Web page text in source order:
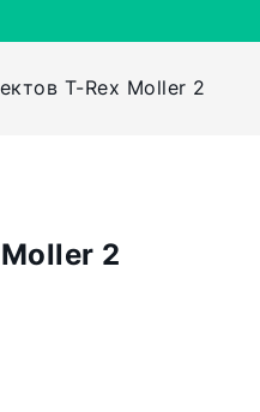
T-Rex Moller 2
2